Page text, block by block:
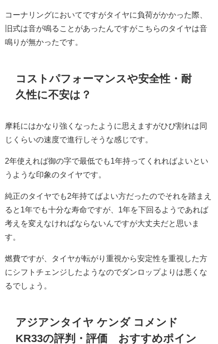
コーナリングにおいてですがタイヤに負荷がかかった際、
旧式は音が鳴ることがあったんですがこちらのタイヤは音
鳴りが無かったです。
コストパフォーマンスや安全性・耐
久性に不安は？
摩耗にはかなり強くなったように思えますがひび割れは同
じくらいの速度で進行しそうな感じです。
2年使えれば御の字で最低でも1年持ってくれればよいとい
うような印象のタイヤです。
純正のタイヤでも2年持てばよい方だったのでそれを踏まえ
ると1年でも十分な寿命ですが、1年を下回るようであれば
考えを変えなければならないんですが大丈夫だと思いま
す。
燃費ですが、タイヤが転がり重視から安定性を重視した方
にシフトチェンジしたようなのでダンロップよりは悪くな
るでしょう。
アジアンタイヤ ケンダ コメンド
KR33の評判・評価 おすすめポイン